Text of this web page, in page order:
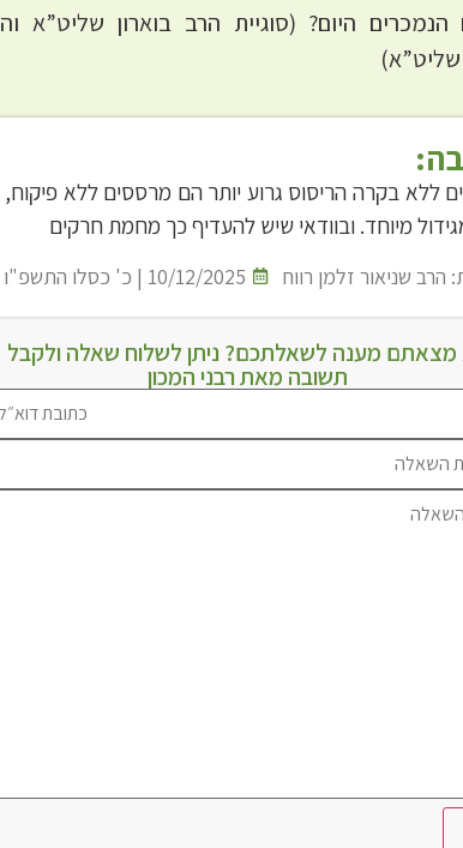
הנמכרים היום? (סוגיית הרב בוארון שליט”א
ללא בקרה הריסוס גרוע יותר הם מרססים ללא
מיוחד. ובוודאי שיש להעדיף כך מחמת חרקים
הרב שניאור זלמן רווח 10/12/2025 | כ' כסלו התשפ"ו
מענה לשאלתכם? ניתן לשלוח שאלה ולקבל
תשובה מאת רבני המכון